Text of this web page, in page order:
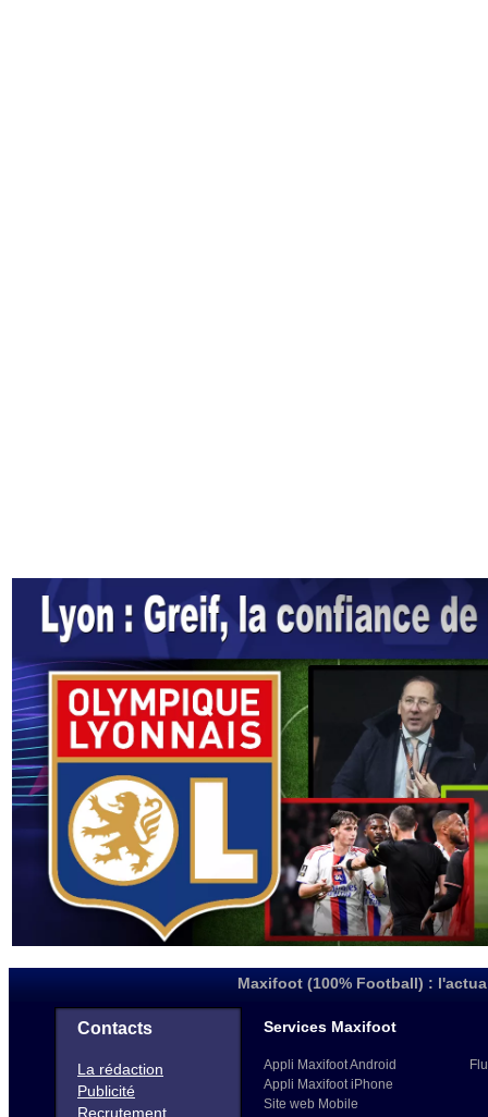
Maxifoot (100% Football) :
Contacts
La rédaction
Publicité
Recrutement
Services Maxifoot
Appli Maxifoot Android
Appli Maxifoot iPhone
Site web Mobile